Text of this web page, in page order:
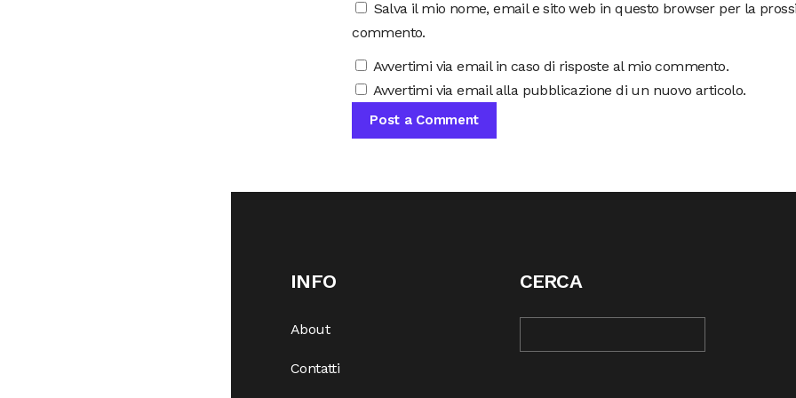
Salva il mio nome, email e sito web in questo browser per la
commento.
Avvertimi via email in caso di risposte al mio commento.
Avvertimi via email alla pubblicazione di un nuovo articolo.
INFO
About
Contatti
CERCA